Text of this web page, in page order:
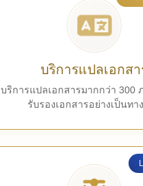
บริการแปลเอกสา
บริการแปลเอกสารมากกว่า 300
รับรองเอกสารอย่างเป็นทา